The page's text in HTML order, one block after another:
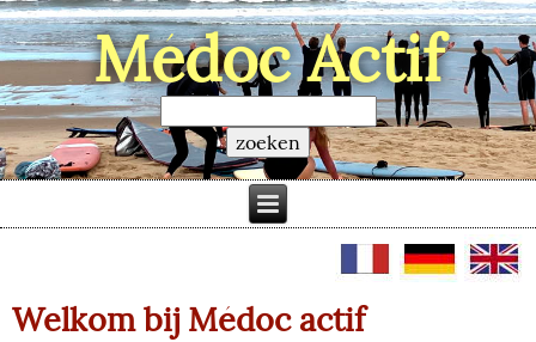
Médoc Actif
Welkom bij Médoc actif